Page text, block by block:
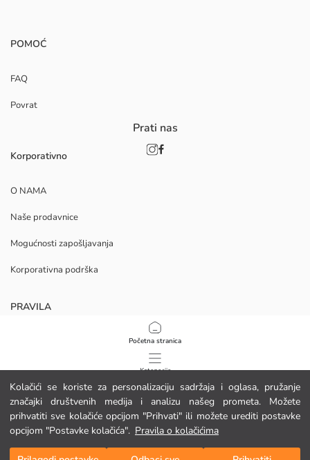
Kolačići se koriste za personalizaciju sadržaja i oglasa, pružanje
značajki društvenih medija i analizu našeg prometa. Možete
prihvatiti sve kolačiće opcijom "Prihvati" ili možete urediti postavke
opcijom "Postavke kolačića". Pravila o kolačićima
Početna stranica
Kategorije
Moja košarica
POMOĆ
FAQ
Povrat
Korporativno
O NAMA
Naše prodavnice
Mogućnosti zapošljavanja
Korporativna podrška
PRAVILA
Politika privatnosti i sigurnosti podataka
Uvjeti korištenja
Politika kolačića
Preuzmite našu aplikaciju
Prati nas